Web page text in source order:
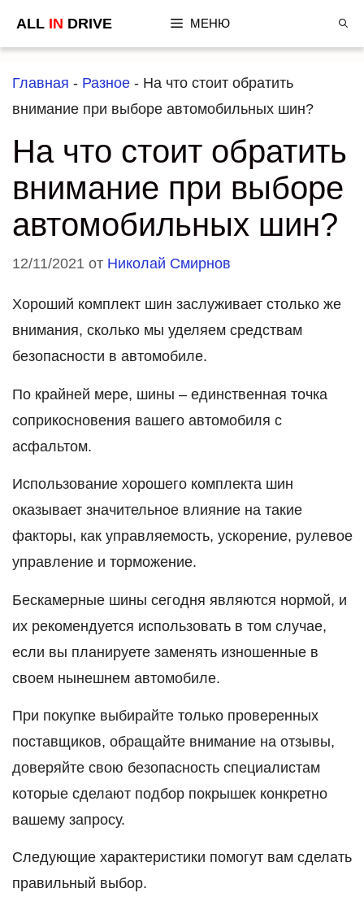
ALL IN DRIVE МЕНЮ
Главная - Разное - На что стоит обратить
внимание при выборе автомобильных шин?
На что стоит обратить
внимание при выборе
автомобильных шин?
12/11/2021 от Николай Смирнов
Хороший комплект шин заслуживает столько же
внимания, сколько мы уделяем средствам
безопасности в автомобиле.
По крайней мере, шины – единственная точка
соприкосновения вашего автомобиля с
асфальтом.
Использование хорошего комплекта шин
оказывает значительное влияние на такие
факторы, как управляемость, ускорение, рулевое
управление и торможение.
Бескамерные шины сегодня являются нормой, и
их рекомендуется использовать в том случае,
если вы планируете заменять изношенные в
своем нынешнем автомобиле.
При покупке выбирайте только проверенных
поставщиков, обращайте внимание на отзывы,
доверяйте свою безопасность специалистам
которые сделают подбор покрышек конкретно
вашему запросу.
Следующие характеристики помогут вам сделать
правильный выбор.